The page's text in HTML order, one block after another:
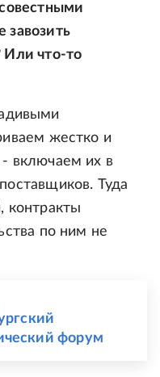
завозить
Или что-то
жестко и
включаем их в
Туда
контракты
по ним не
форум